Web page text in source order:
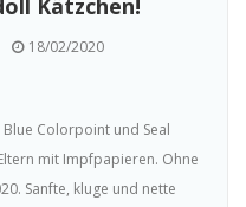
Kätzchen!
18/02/2020
Colorpoint und Seal
mit Impfpapieren. Ohne
Sanfte, kluge und nette